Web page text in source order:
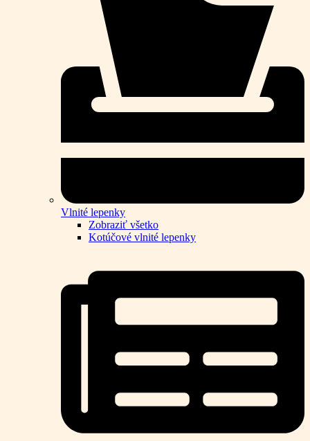
Vlnité lepenky
Zobraziť všetko
Kotúčové vlnité lepenky